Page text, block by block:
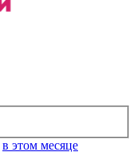
в этом месяце